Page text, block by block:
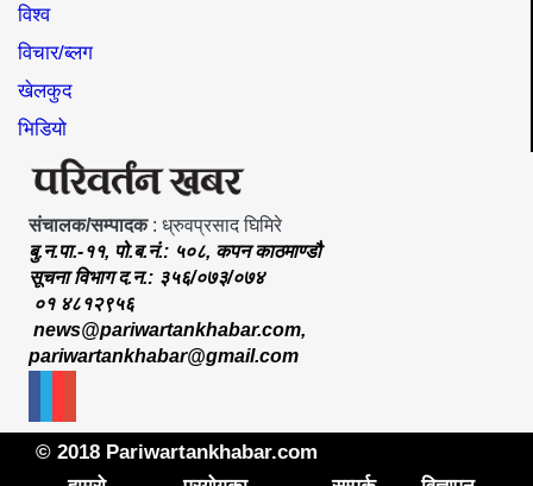
विश्व
विचार/ब्लग
खेलकुद
भिडियो
संचालक/सम्पादक: ध्रुवप्रसाद घिमिरे
बु.न.पा.-११, पो.ब.नं.: ५०८, कपन काठमाण्डौ
सूचना विभाग द.न.: ३५६/०७३/०७४
०१ ४८१२९५६
news@pariwartankhabar.com,
pariwartankhabar@gmail.com
© 2018 Pariwartankhabar.com